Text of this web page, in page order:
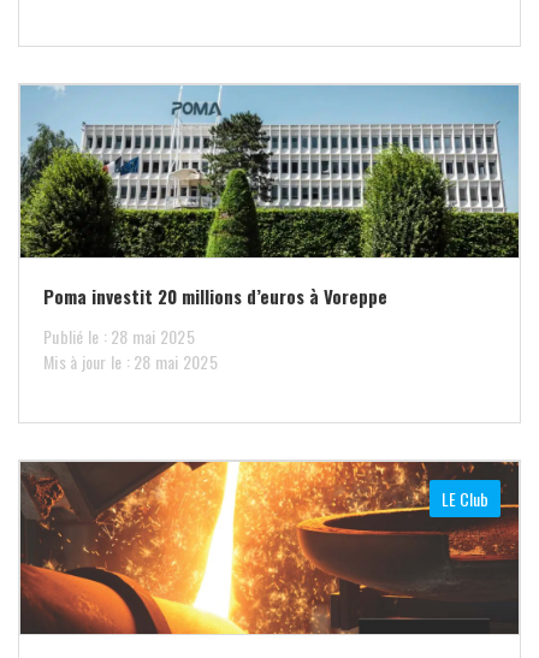
Poma investit 20 millions d’euros à Voreppe
Publié le : 28 mai 2025
Mis à jour le : 28 mai 2025
LE Club